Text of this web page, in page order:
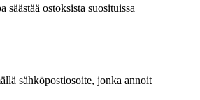
säästää ostoksista suosituissa
sähköpostiosoite, jonka annoit